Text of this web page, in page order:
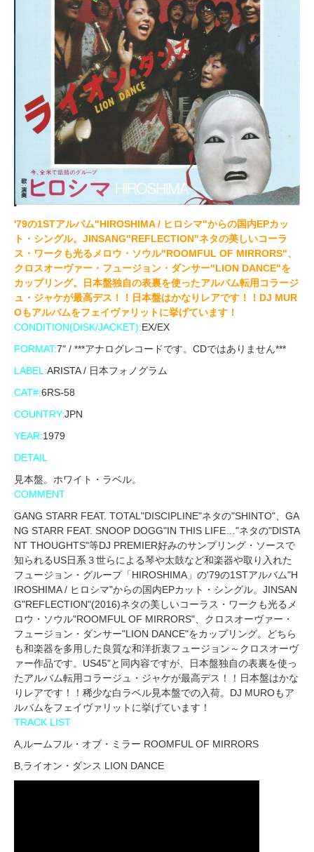
'79の1STアルバム"HIROSHIMA / ヒロシマ"からの国内EPカッ
ト・シングル。JINSANG"REFLECTION"ネタの美しいコーラ
ス・ワークも光るメロウ・ソウル"ROOMFUL OF MIRRORS"、
クロスオーヴァー・フュージョン・ダンサー"LION DANCE"を
カップリング。日本盤独自の表裏を使ったアルバム転用コラージ
ュ・ジャケが最高デス！！日本盤はかなりレアです！！DJ MUR
Oもアルバムをフェイヴァリットに挙げています！
CONDITION(DISK/JACKET):EX/EX
FORMAT:7" / ***アナログレコードです。CDではありません***
LABEL:ARISTA / 日本フォノグラム
CAT#:6RS-58
COUNTRY:JPN
YEAR:1979
DETAIL
見本盤。ホワイト・ラベル。
COMMENT
GANG STARR FEAT. TOTAL"DISCIPLINE"ネタの"SHINTO"、GA
NG STARR FEAT. SNOOP DOGG"IN THIS LIFE…"ネタの"DISTA
NT THOUGHTS"等DJ PREMIER好みのサンプリング・ソースで
知られるUS日系３世らによる琴や太鼓など和楽器や取り入れた
フュージョン・グループ「HIROSHIMA」の'79の1STアルバム"H
IROSHIMA / ヒロシマ"からの国内EPカット・シングル。JINSAN
G"REFLECTION"(2016)ネタの美しいコーラス・ワークも光るメ
ロウ・ソウル"ROOMFUL OF MIRRORS"、クロスオーヴァー・
フュージョン・ダンサー"LION DANCE"をカップリング。どちら
も和楽器を多用した良質な和洋折衷フュージョン～クロスオーヴ
ァー作品です。US45"と同内容ですが、日本盤独自の表裏を使っ
たアルバム転用コラージュ・ジャケが最高デス！！日本盤はかな
りレアです！！稀少な白ラベル見本盤での入荷。DJ MUROもア
ルバムをフェイヴァリットに挙げています！
TRACK LIST
A,ルームフル・オブ・ミラー ROOMFUL OF MIRRORS
B,ライオン・ダンス LION DANCE